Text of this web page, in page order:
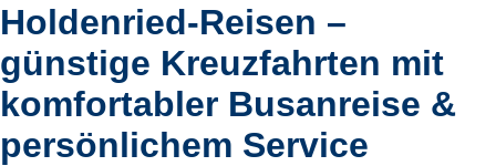
Holdenried-Reisen –
günstige Kreuzfahrten mit
komfortabler Busanreise &
persönlichem Service